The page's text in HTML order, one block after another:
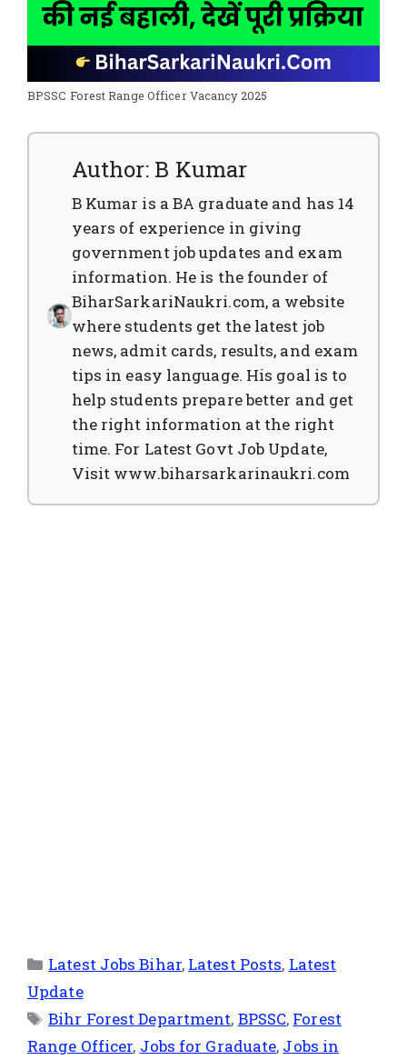
BPSSC Forest Range Officer Vacancy 2025
Author: B Kumar
B Kumar is a BA graduate and has 14
years of experience in giving
government job updates and exam
information. He is the founder of
BiharSarkariNaukri.com, a website
where students get the latest job
news, admit cards, results, and exam
tips in easy language. His goal is to
help students prepare better and get
the right information at the right
time. For Latest Govt Job Update,
Visit www.biharsarkarinaukri.com
Latest Jobs Bihar, Latest Posts, Latest
Update
Bihr Forest Department, BPSSC, Forest
Range Officer, Jobs for Graduate, Jobs in